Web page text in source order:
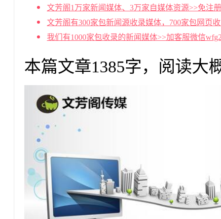
文芳阁1万家新闻媒体、3万家自媒体资源>>免注
文芳阁有300家包新闻源收录媒体，700家包网页
我们有1000家包收录的新闻媒体>>加客服微信
本篇文章1385字，阅读大